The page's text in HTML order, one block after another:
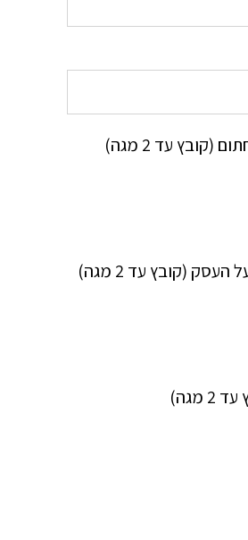
עד 2 מגה)
(קובץ עד 2 מגה)